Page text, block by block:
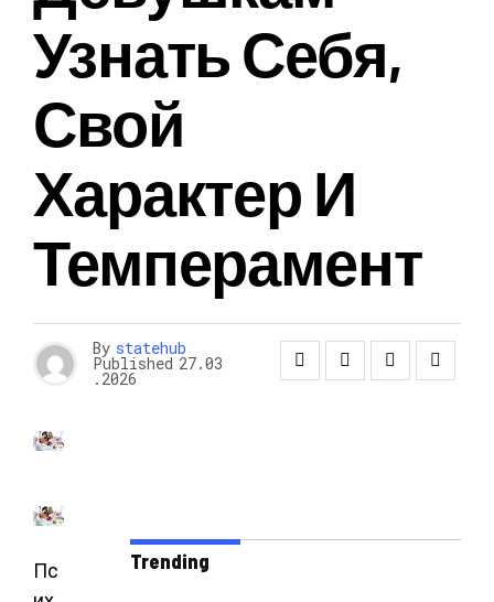
Узнать Себя,
Свой
Характер И
Темперамент
By statehub
Published 27.03
.2026
Пс
Trending